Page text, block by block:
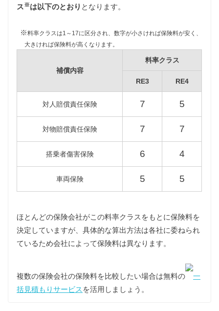
Vはすべて同じ課税グレード（2000〜2500cc）に該
また、環境負荷の観点から新車登録後13年が経過し
た3代目CR-Vの自動車税は約15%増額されますが、
維持費は標準税額をもとに算出しています。
13年経過
RE3
重量税
RE3型CR-Vはグレードにより1000〜1500kgと1500〜
2000kgの課税クラスが混在し、RE4型CR-Vは1500〜
また環境負荷の観点から新車登録後13年が経過した3
代目CR-Vの重量税は約40%増額されますが、維持費
なおグレードにより複数の課税クラスが混在する
に維持費を算出しています。
ス※は以下のとおり となります。
※料率クラスは1～17に区分され、数字が小さければ保険料が安く、
大きければ保険料が高くなります。
補償内容
料率クラス
RE3 RE4
対人賠償責任保険 7 5
対物賠償責任保険 7 7
搭乗者傷害保険 6 4
車両保険 5 5
ほとんどの保険会社がこの料率クラスをもとに保険料を
決定していますが、具体的な算出方法は各社に委ねられ
ているため会社によって保険料は異なります。
複数の保険会社の保険料を比較したい場合は無料の
一
括見積もりサービス を活用しましょう。